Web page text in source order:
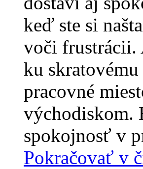
keď ste si
voči frustrácii.
ku
pracovné
východiskom.
spokojnosť v
Pokračovať v